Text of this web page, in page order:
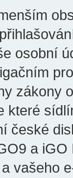
osobní
zákony
které
české
a
vašeho